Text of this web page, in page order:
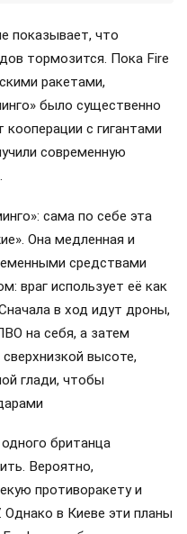
показывает, что
тормозится. Пока Fire
ракетами,
было существенно
с гигантами
современную
сама по себе эта
Она медленная и
средствами
враг использует её как
в ход идут дроны,
на себя, а затем
высоте,
глади, чтобы
британца
Вероятно,
противоракету и
в Киеве эти планы